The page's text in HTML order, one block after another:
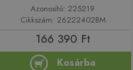
Azonosító: 225219
Cikkszám: 26222402BM
166 390 Ft
Kosárba